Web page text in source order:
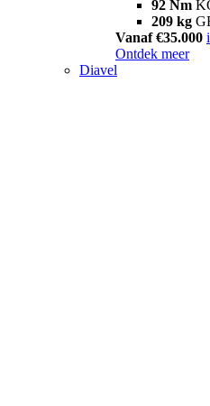
92 Nm
209 kg
Vanaf €35.000 i
Ontdek meer
Diavel